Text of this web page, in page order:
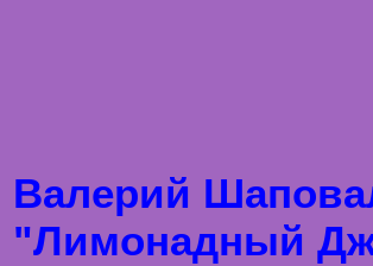
Валерий
"Лимонадный